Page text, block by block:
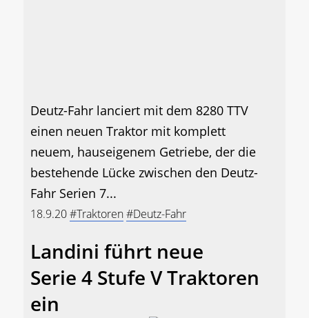
Deutz-Fahr lanciert mit dem 8280 TTV
einen neuen Traktor mit komplett
neuem, hauseigenem Getriebe, der die
bestehende Lücke zwischen den Deutz-
Fahr Serien 7...
18.9.20#Traktoren#Deutz-Fahr
Landini führt neue
Serie 4 Stufe V Traktoren
ein